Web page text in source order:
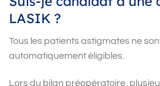
LASIK ?
Tous les patients astigmates ne
automatiquement éligibles.
Lors du bilan préopératoire,